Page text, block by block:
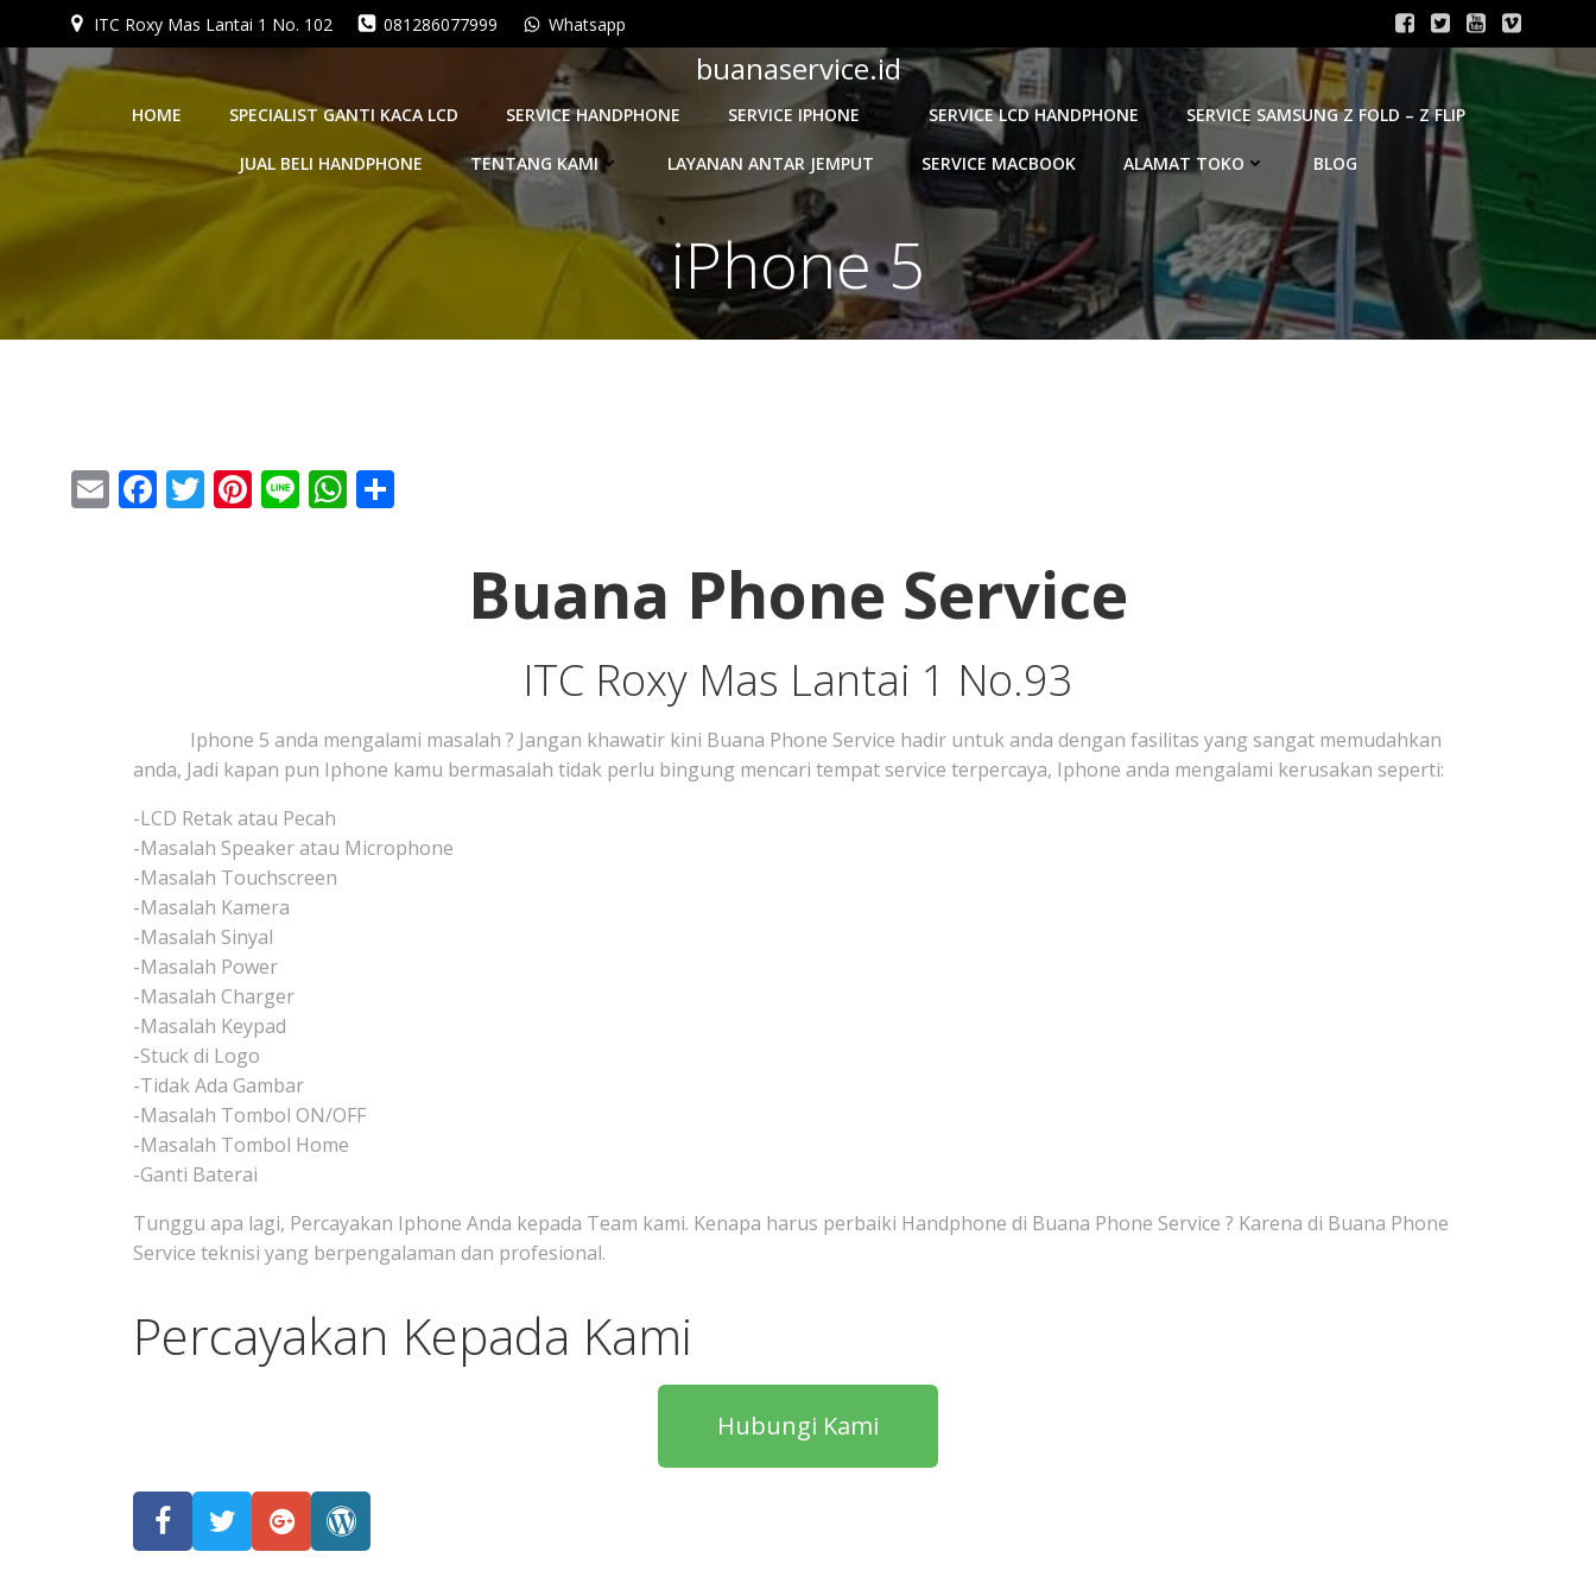
ITC Roxy Mas Lantai 1 No. 102 081286077999 Whatsapp
buanaservice.id
HOME SPECIALIST GANTI KACA LCD SERVICE HANDPHONE SERVICE IPHONE SERVICE LCD HANDPHONE SERVICE SAMSUNG Z FOLD – Z FLIP
JUAL BELI HANDPHONE TENTANG KAMI LAYANAN ANTAR JEMPUT SERVICE MACBOOK ALAMAT TOKO BLOG
iPhone 5
EmailFacebook
Twitter
Pinterest
LineWhatsApp
Buana Phone Service
ITC Roxy Mas Lantai 1 No.93
Iphone 5 anda mengalami masalah ? Jangan khawatir kini Buana Phone Service hadir untuk anda dengan fasilitas yang sangat memudahkan
anda, Jadi kapan pun Iphone kamu bermasalah tidak perlu bingung mencari tempat service terpercaya, Iphone anda mengalami kerusakan seperti:
-LCD Retak atau Pecah
-Masalah Speaker atau Microphone
-Masalah Touchscreen
-Masalah Kamera
-Masalah Sinyal
-Masalah Power
-Masalah Charger
-Masalah Keypad
-Stuck di Logo
-Tidak Ada Gambar
-Masalah Tombol ON/OFF
-Masalah Tombol Home
-Ganti Baterai
Tunggu apa lagi, Percayakan Iphone Anda kepada Team kami. Kenapa harus perbaiki Handphone di Buana Phone Service ? Karena di Buana Phone
Service teknisi yang berpengalaman dan profesional.
Percayakan Kepada Kami
Hubungi Kami